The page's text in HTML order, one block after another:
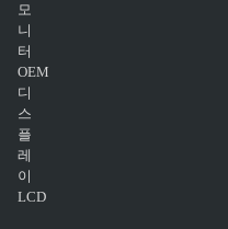
모
니
터
OEM
디
스
플
레
이
LCD